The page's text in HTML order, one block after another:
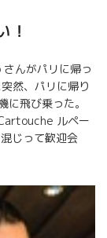
！
んがパリに帰っ
然、パリに帰り
飛び乗った。
ルペー
じって歓迎会
ヴェ・プランタ
のトビッキリ美
る。。 旨い！！
いてとても美味